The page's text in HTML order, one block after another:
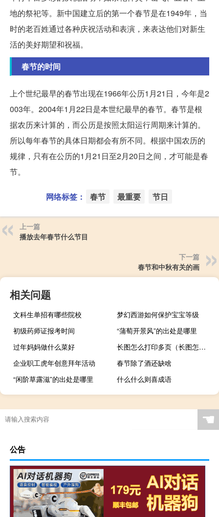
地的祭祀等。新中国建立后的第一个春节是在1949年，当
时的老百姓通过各种庆祝活动和表演，来表达他们对新生
活的美好期望和祝福。
春节的时间
上个世纪最早的春节出现在1966年公历1月21日，今年是2
003年。2004年1月22日是本世纪最早的春节。春节是根
据农历来计算的，而公历是按照太阳运行周期来计算的。
所以每年春节的具体日期都会有所不同。根据中国农历的
规律，只有在公历的1月21日至2月20日之间，才可能是春
节。
网络标签： 春节 最重要 节日
上一篇
播放去年春节什么节目
下一篇
春节和中秋有关的画
相关问题
文科生单招有哪些院校
梦幻西游如何保护宝宝等级
初级药师证报考时间
“蒲萄开景风”的出处是哪里
过年妈妈做什么菜好
长图怎么打印多页（长图怎么打印出来）
企业职工虎年创意拜年活动
春节除了酒还缺啥
“闲阶草露滋”的出处是哪里
什么什么则喜成语
☚
公告